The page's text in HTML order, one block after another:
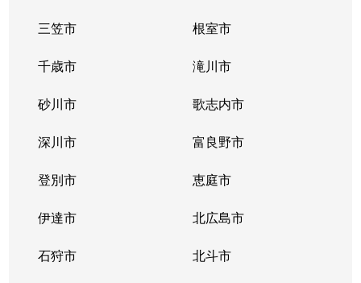
三笠市 根室市
千歳市 滝川市
砂川市 歌志内市
深川市 富良野市
登別市 恵庭市
伊達市 北広島市
石狩市 北斗市